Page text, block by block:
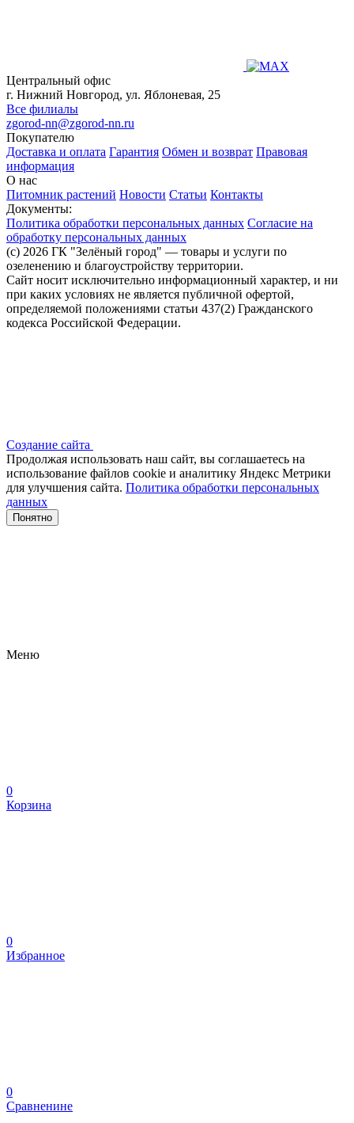
Центральный офис
г. Нижний Новгород, ул. Яблоневая, 25
Все филиалы
zgorod-nn@zgorod-nn.ru
Покупателю
Доставка и оплата Гарантия Обмен и возврат Правовая
информация
О нас
Питомник растений Новости Статьи Контакты
Документы:
Политика обработки персональных данных Согласие на
обработку персональных данных
(c) 2026 ГК "Зелёный город" — товары и услуги по
озеленению и благоустройству территории.
Сайт носит исключительно информационный характер, и ни
при каких условиях не является публичной офертой,
определяемой положениями статьи 437(2) Гражданского
кодекса Российской Федерации.
Создание сайта
Продолжая использовать наш сайт, вы соглашаетесь на
использование файлов сооkіе и аналитику Яндекс Метрики
для улучшения сайта. Политика обработки персональных
данных
Понятно
Меню
0
Корзина
0
Избранное
0
Сравненине